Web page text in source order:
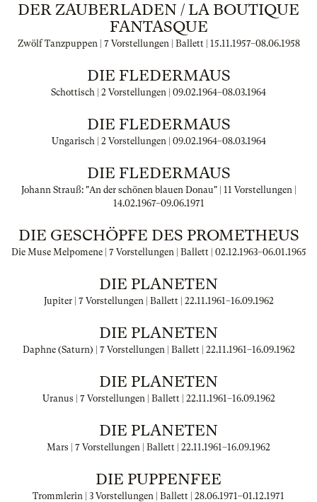
DER ZAUBERLADEN / LA BOUTIQUE
FANTASQUE
Zwölf Tanzpuppen | 7 Vorstellungen | Ballett | 15.11.1957–08.06.1958
DIE FLEDERMAUS
Schottisch | 2 Vorstellungen | 09.02.1964–08.03.1964
DIE FLEDERMAUS
Ungarisch | 2 Vorstellungen | 09.02.1964–08.03.1964
DIE FLEDERMAUS
Johann Strauß: "An der schönen blauen Donau" | 11 Vorstellungen |
14.02.1967–09.06.1971
DIE GESCHÖPFE DES PROMETHEUS
Die Muse Melpomene | 7 Vorstellungen | Ballett | 02.12.1963–06.01.1965
DIE PLANETEN
Jupiter | 7 Vorstellungen | Ballett | 22.11.1961–16.09.1962
DIE PLANETEN
Daphne (Saturn) | 7 Vorstellungen | Ballett | 22.11.1961–16.09.1962
DIE PLANETEN
Uranus | 7 Vorstellungen | Ballett | 22.11.1961–16.09.1962
DIE PLANETEN
Mars | 7 Vorstellungen | Ballett | 22.11.1961–16.09.1962
DIE PUPPENFEE
Trommlerin | 3 Vorstellungen | Ballett | 28.06.1971–01.12.1971